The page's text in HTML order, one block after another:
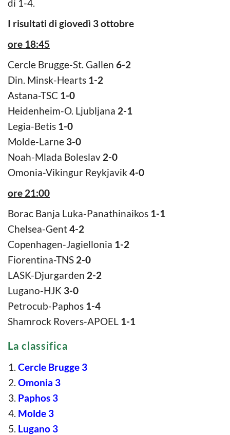
di 1-4.
I risultati di giovedì 3 ottobre
ore 18:45
Cercle Brugge-St. Gallen 6-2
Din. Minsk-Hearts 1-2
Astana-TSC 1-0
Heidenheim-O. Ljubljana 2-1
Legia-Betis 1-0
Molde-Larne 3-0
Noah-Mlada Boleslav 2-0
Omonia-Vikingur Reykjavik 4-0
ore 21:00
Borac Banja Luka-Panathinaikos 1-1
Chelsea-Gent4-2
Copenhagen-Jagiellonia 1-2
Fiorentina-TNS 2-0
LASK-Djurgarden 2-2
Lugano-HJK 3-0
Petrocub-Paphos 1-4
Shamrock Rovers-APOEL 1-1
La classifica
Cercle Brugge 3
Omonia 3
Paphos 3
Molde 3
Lugano 3